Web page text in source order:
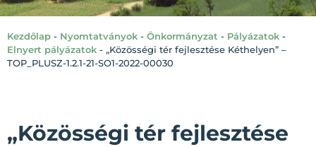
Kezdőlap - Nyomtatványok - Önkormányzat - Pályázatok -
Elnyert pályázatok - „Közösségi tér fejlesztése Kéthelyen” –
TOP_PLUSZ-1.2.1-21-SO1-2022-00030
„Közösségi tér fejlesztése